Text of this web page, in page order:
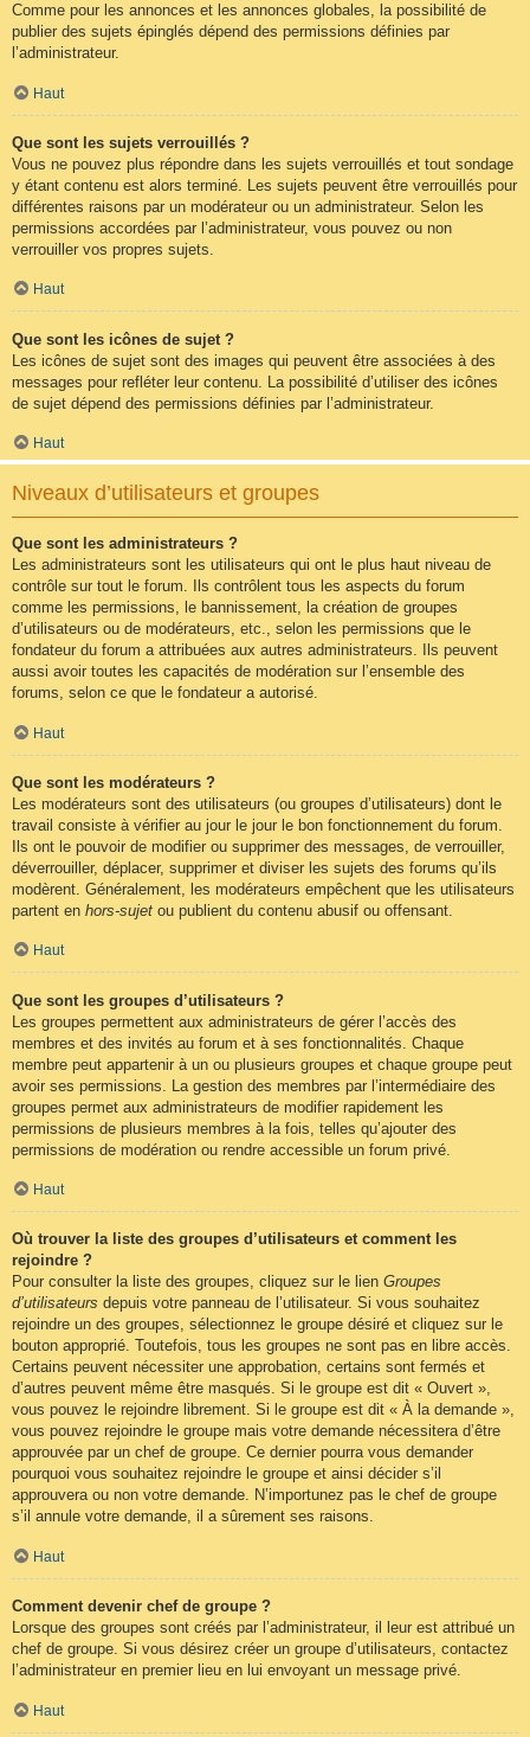
Comme pour les annonces et les annonces globales, la possibilité de
publier des sujets épinglés dépend des permissions définies par
l’administrateur.
Haut
Que sont les sujets verrouillés ?
Vous ne pouvez plus répondre dans les sujets verrouillés et tout sondage
y étant contenu est alors terminé. Les sujets peuvent être verrouillés pour
différentes raisons par un modérateur ou un administrateur. Selon les
permissions accordées par l’administrateur, vous pouvez ou non
verrouiller vos propres sujets.
Haut
Que sont les icônes de sujet ?
Les icônes de sujet sont des images qui peuvent être associées à des
messages pour refléter leur contenu. La possibilité d’utiliser des icônes
de sujet dépend des permissions définies par l’administrateur.
Haut
Niveaux d’utilisateurs et groupes
Que sont les administrateurs ?
Les administrateurs sont les utilisateurs qui ont le plus haut niveau de
contrôle sur tout le forum. Ils contrôlent tous les aspects du forum
comme les permissions, le bannissement, la création de groupes
d’utilisateurs ou de modérateurs, etc., selon les permissions que le
fondateur du forum a attribuées aux autres administrateurs. Ils peuvent
aussi avoir toutes les capacités de modération sur l’ensemble des
forums, selon ce que le fondateur a autorisé.
Haut
Que sont les modérateurs ?
Les modérateurs sont des utilisateurs (ou groupes d’utilisateurs) dont le
travail consiste à vérifier au jour le jour le bon fonctionnement du forum.
Ils ont le pouvoir de modifier ou supprimer des messages, de verrouiller,
déverrouiller, déplacer, supprimer et diviser les sujets des forums qu’ils
modèrent. Généralement, les modérateurs empêchent que les utilisateurs
partent en hors-sujet ou publient du contenu abusif ou offensant.
Haut
Que sont les groupes d’utilisateurs ?
Les groupes permettent aux administrateurs de gérer l’accès des
membres et des invités au forum et à ses fonctionnalités. Chaque
membre peut appartenir à un ou plusieurs groupes et chaque groupe peut
avoir ses permissions. La gestion des membres par l’intermédiaire des
groupes permet aux administrateurs de modifier rapidement les
permissions de plusieurs membres à la fois, telles qu’ajouter des
permissions de modération ou rendre accessible un forum privé.
Haut
Où trouver la liste des groupes d’utilisateurs et comment les
rejoindre ?
Pour consulter la liste des groupes, cliquez sur le lien Groupes
d’utilisateurs depuis votre panneau de l’utilisateur. Si vous souhaitez
rejoindre un des groupes, sélectionnez le groupe désiré et cliquez sur le
bouton approprié. Toutefois, tous les groupes ne sont pas en libre accès.
Certains peuvent nécessiter une approbation, certains sont fermés et
d’autres peuvent même être masqués. Si le groupe est dit « Ouvert »,
vous pouvez le rejoindre librement. Si le groupe est dit « À la demande »,
vous pouvez rejoindre le groupe mais votre demande nécessitera d’être
approuvée par un chef de groupe. Ce dernier pourra vous demander
pourquoi vous souhaitez rejoindre le groupe et ainsi décider s’il
approuvera ou non votre demande. N’importunez pas le chef de groupe
s’il annule votre demande, il a sûrement ses raisons.
Haut
Comment devenir chef de groupe ?
Lorsque des groupes sont créés par l’administrateur, il leur est attribué un
chef de groupe. Si vous désirez créer un groupe d’utilisateurs, contactez
l’administrateur en premier lieu en lui envoyant un message privé.
Haut